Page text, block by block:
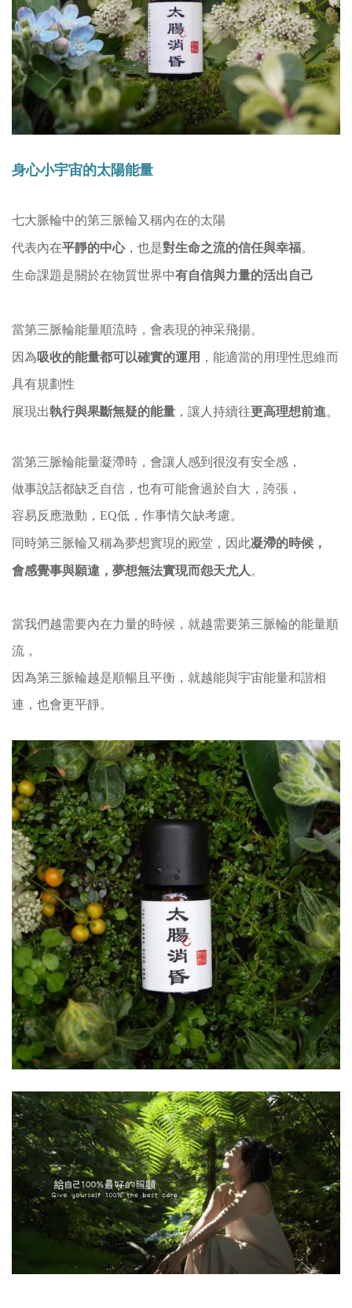
身心小宇宙的太陽能量
七大脈輪中的第三脈輪又稱內在的太陽
代表內在平靜的中心，也是對生命之流的信任與幸福。
生命課題是關於在物質世界中有自信與力量的活出自己
當第三脈輪能量順流時，會表現的神采飛揚。
因為吸收的能量都可以確實的運用 ，能適當的用理性思維而
具有規劃性
展現出執行與果斷無疑的能量 ，讓人持續往更高理想前進。
當第三脈輪能量凝滯時，會讓人感到很沒有安全感，
做事說話都缺乏自信，也有可能會過於自大，誇張，
容易反應激動，EQ低，作事情欠缺考慮。
同時第三脈輪又稱為夢想實現的殿堂，因此凝滯的時候，
會感覺事與願違，夢想無法實現而怨天尤人。
當我們越需要內在力量的時候，就越需要第三脈輪的能量順
流，
因為第三脈輪越是順暢且平衡，就越能與宇宙能量和諧相
連，也會更平靜。